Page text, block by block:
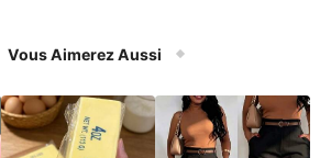
Vous Aimerez Aussi